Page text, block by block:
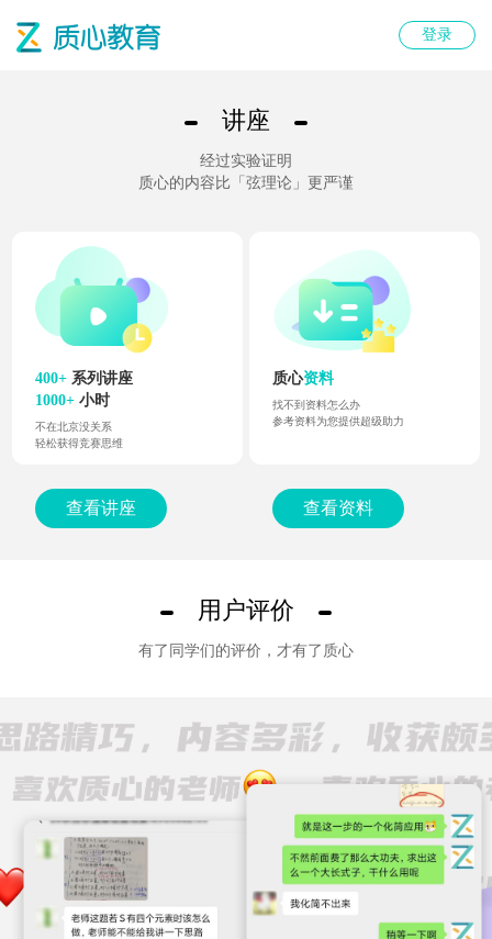
登录
讲座
经过实验证明
质心的内容比「弦理论」更严谨
400+系列讲座
1000+小时
不在北京没关系
轻松获得竞赛思维
查看讲座
质心资料
找不到资料怎么办
参考资料为您提供超级助力
查看资料
用户评价
有了同学们的评价，才有了质心